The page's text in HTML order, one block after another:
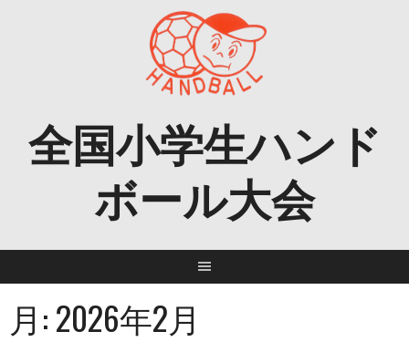
全国小学生ハンド
ボール大会
月:2026年2月